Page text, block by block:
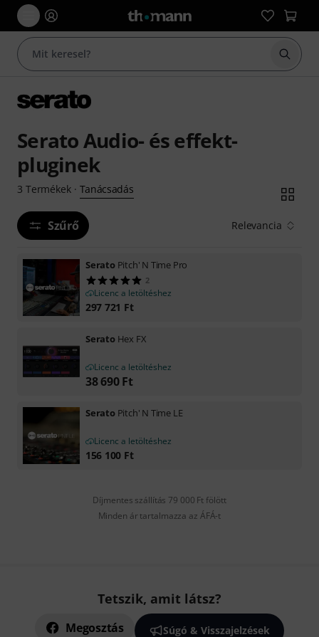
Serato Audio- és effekt-
pluginek
3 Termékek· Tanácsadás
Szűrő Relevancia
Serato Pitch' N Time Pro
2
Licenc a letöltéshez
297 721 Ft
Serato Hex FX
Licenc a letöltéshez
38 690 Ft
Serato Pitch' N Time LE
Licenc a letöltéshez
156 100 Ft
Díjmentes szállítás 79 000 Ft fölött
Minden ár tartalmazza az ÁFÁ-t
Tetszik, amit látsz?
Megosztás Súgó & Visszajelzések